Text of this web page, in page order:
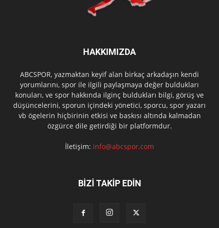
HAKKIMIZDA
ABCSPOR, yazmaktan keyif alan birkaç arkadaşın kendi
yorumlarını, spor ile ilgili paylaşmaya değer buldukları
konuları, ve spor hakkında ilginç buldukları bilgi, görüş ve
düşüncelerini, sporun içindeki yönetici, sporcu, spor yazarı
vb ögelerin hiçbirinin etkisi ve baskısı altında kalmadan
özgürce dile getirdiği bir platformdur.
İletişim: info@abcspor.com
BİZİ TAKİP EDİN